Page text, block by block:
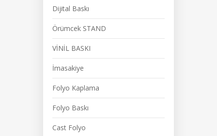
Dijital Baskı
Örümcek STAND
VİNİL BASKI
İmasakiye
Folyo Kaplama
Folyo Baskı
Cast Folyo